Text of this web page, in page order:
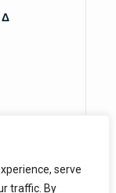
serve
traffic. By